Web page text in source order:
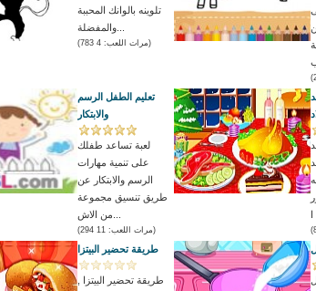
تلوينه بالوانك المحببة
(مرات اللعب: 4 783)
تعليم الطفل الرسم
والابتكار
لعبة تساعد طفلك
على تنمية مهارات
الرسم والابتكار عن
طريق تنسيق مجموعة
(مرات اللعب: 11 294)
طريقة تحضير البيتزا
طريقة تحضير البيتزا ,